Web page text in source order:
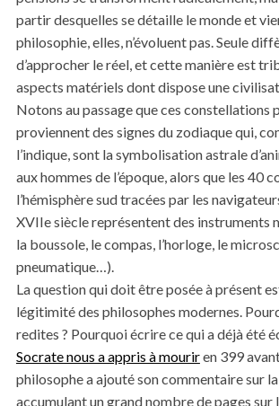
partir desquelles se détaille le monde et
philosophie, elles, n’évoluent pas. Seule
d’approcher le réel, et cette manière est
aspects matériels dont dispose une
Notons au passage que ces constellations
proviennent des signes du zodiaque qui,
l’indique, sont la symbolisation astrale
aux hommes de l’époque, alors que les 40
l’hémisphère sud tracées par les
XVIIe siècle représentent des instruments
la boussole, le compas, l’horloge, le
pneumatique…).
La question qui doit être posée à présent
légitimité des philosophes modernes.
redites ? Pourquoi écrire ce qui a déjà été
Socrate nous a appris à mouriren 399
philosophe a ajouté son commentaire sur
accumulant un grand nombre de pages sur